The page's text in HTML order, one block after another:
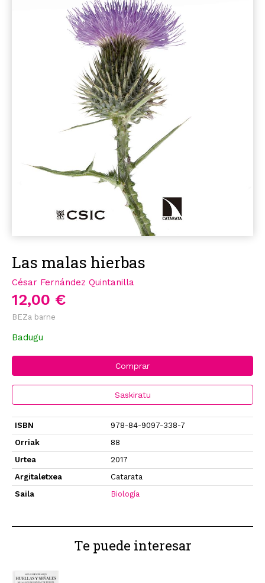
Las malas hierbas
César Fernández Quintanilla
12,00 €
BEZa barne
Badugu
Comprar
Saskiratu
ISBN
978-84-9097-338-7
Orriak
88
Urtea
2017
Argitaletxea
Catarata
Saila
Biología
Te puede interesar